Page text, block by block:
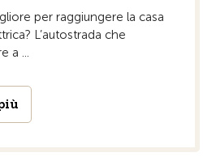
per raggiungere la casa
L’autostrada che
a ...